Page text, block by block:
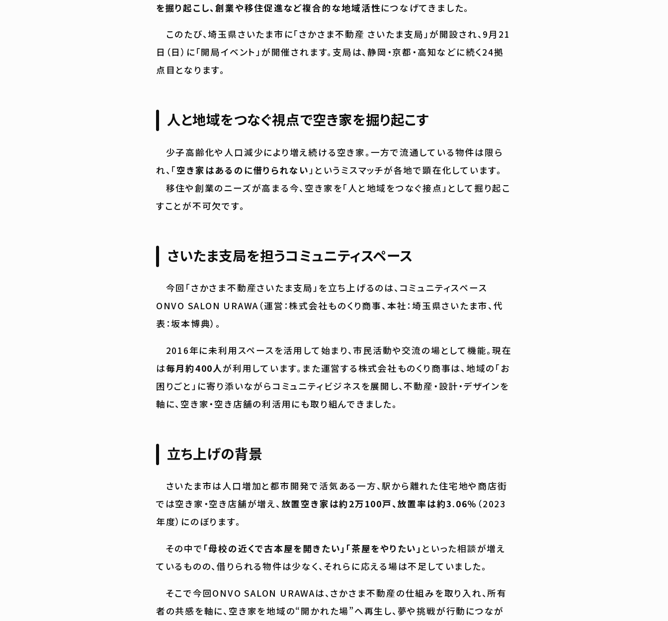
を掘り起こし、創業や移住促進など複合的な地域活性につなげてきました。
このたび、埼玉県さいたま市に「さかさま不動産 さいたま支局」が開設され、9月21
日（日）に「開局イベント」が開催されます。支局は、静岡・京都・高知などに続く24拠
点目となります。
人と地域をつなぐ視点で空き家を掘り起こす
少子高齢化や人口減少により増え続ける空き家。一方で流通している物件は限ら
れ、「空き家はあるのに借りられない 」というミスマッチが各地で顕在化しています。
移住や創業のニーズが高まる今、空き家を「人と地域をつなぐ接点」として掘り起こ
すことが不可欠です。
さいたま支局を担うコミュニティスペース
今回「さかさま不動産さいたま支局」を立ち上げるのは、コミュニティスペース
ONVO SALON URAWA（運営：株式会社ものくり商事、本社：埼玉県さいたま市、代
表：坂本博典）。
2016年に未利用スペースを活用して始まり、市民活動や交流の場として機能。現在
は毎月約400人が利用しています。また運営する株式会社ものくり商事は、地域の「お
困りごと」に寄り添いながらコミュニティビジネスを展開し、不動産・設計・デザインを
軸に、空き家・空き店舗の利活用にも取り組んできました。
立ち上げの背景
さいたま市は人口増加と都市開発で活気ある一方、駅から離れた住宅地や商店街
では空き家・空き店舗が増え、放置空き家は約2万100戸、放置率は約3.06％ （2023
年度）にのぼります。
その中で 「母校の近くで古本屋を開きたい」「茶屋をやりたい」 といった相談が増え
ているものの、借りられる物件は少なく、それらに応える場は不足していました。
そこで今回ONVO SALON URAWAは、さかさま不動産の仕組みを取り入れ、所有
者の共感を軸に、空き家を地域の“開かれた場”へ再生し、夢や挑戦が行動につなが